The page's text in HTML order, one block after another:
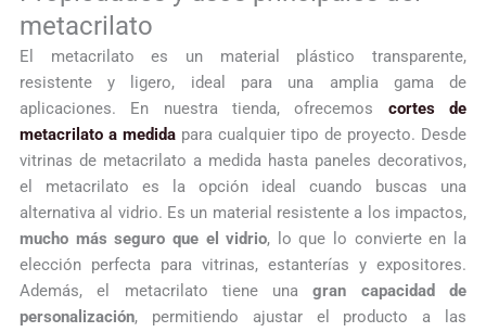
metacrilato
El metacrilato es un material plástico transparente,
resistente y ligero, ideal para una amplia gama de
aplicaciones. En nuestra tienda, ofrecemos cortes de
metacrilato a medidapara cualquier tipo de proyecto. Desde
vitrinas de metacrilato a medida hasta paneles decorativos,
el metacrilato es la opción ideal cuando buscas una
alternativa al vidrio. Es un material resistente a los impactos,
mucho más seguro que el vidrio, lo que lo convierte en la
elección perfecta para vitrinas, estanterías y expositores.
Además, el metacrilato tiene unagran capacidad de
personalización, permitiendo ajustar el producto a las